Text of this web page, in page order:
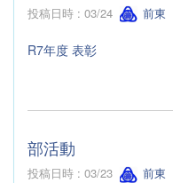
投稿日時 : 03/24 前東
R7年度 表彰
部活動
投稿日時 : 03/23 前東